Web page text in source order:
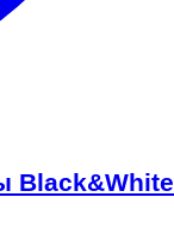
Black&White